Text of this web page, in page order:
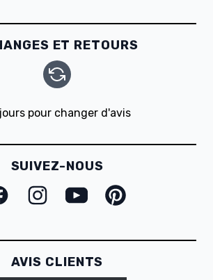
ET RETOURS
pour changer d'avis
SUIVEZ-NOUS
InstagramYoutubePinterest
AVIS CLIENTS